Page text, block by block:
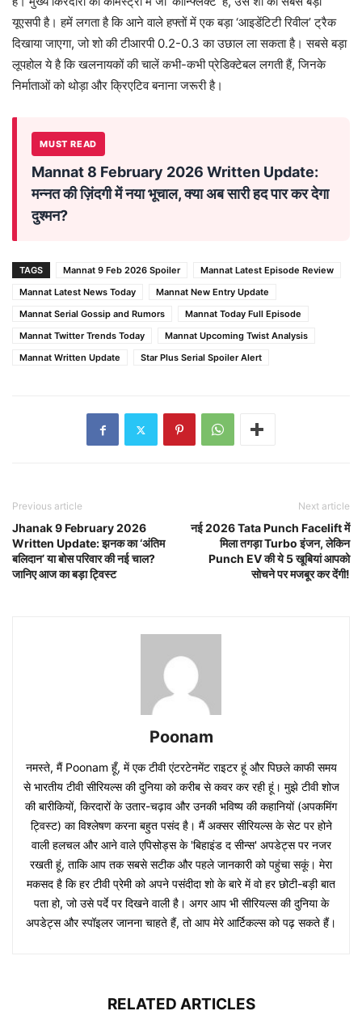
यूएसपी है। हमें लगता है कि आने वाले हफ्तों में एक बड़ा ‘आइडेंटिटी रिवील’ ट्रैक
दिखाया जाएगा, जो शो की टीआरपी 0.2-0.3 का उछाल ला सकता है। सबसे बड़ा
लूपहोल ये है कि खलनायकों की चालें कभी-कभी प्रेडिक्टेबल लगती हैं, जिनके
निर्माताओं को थोड़ा और क्रिएटिव बनाना जरूरी है।
MUST READ
Mannat 8 February 2026 Written Update:
मन्नत की ज़िंदगी में नया भूचाल, क्या अब सारी हद पार कर देगा
दुश्मन?
TAGS Mannat 9 Feb 2026 Spoiler
Mannat Latest Episode Review
Mannat Latest News Today
Mannat New Entry Update
Mannat Serial Gossip and Rumors
Mannat Today Full Episode
Mannat Twitter Trends Today
Mannat Upcoming Twist Analysis
Mannat Written Update
Star Plus Serial Spoiler Alert
Previous article
Jhanak 9 February 2026
Written Update: झनक का ‘अंतिम
बलिदान’ या बोस परिवार की नई चाल?
जानिए आज का बड़ा ट्विस्ट
Next article
नई 2026 Tata Punch Facelift में
मिला तगड़ा Turbo इंजन, लेकिन
Punch EV की ये 5 खूबियां आपको
सोचने पर मजबूर कर देंगी!
Poonam
नमस्ते, मैं Poonam हूँ, में एक टीवी एंटरटेनमेंट राइटर हूं और पिछले काफी समय
से भारतीय टीवी सीरियल्स की दुनिया को करीब से कवर कर रही हूं। मुझे टीवी शोज
की बारीकियों, किरदारों के उतार-चढ़ाव और उनकी भविष्य की कहानियों (अपकमिंग
ट्विस्ट) का विश्लेषण करना बहुत पसंद है। मैं अक्सर सीरियल्स के सेट पर होने
वाली हलचल और आने वाले एपिसोड्स के 'बिहाइंड द सीन्स' अपडेट्स पर नजर
रखती हूं, ताकि आप तक सबसे सटीक और पहले जानकारी को पहुंचा सकूं। मेरा
मकसद है कि हर टीवी प्रेमी को अपने पसंदीदा शो के बारे में वो हर छोटी-बड़ी बात
पता हो, जो उसे पर्दे पर दिखने वाली है। अगर आप भी सीरियल्स की दुनिया के
अपडेट्स और स्पॉइलर जानना चाहते हैं, तो आप मेरे आर्टिकल्स को पढ़ सकते हैं।
RELATED ARTICLES